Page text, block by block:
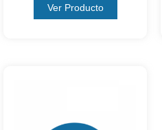
Ver Producto